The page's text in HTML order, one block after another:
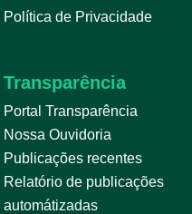
Política de Privacidade
Transparência
Portal Transparência
Nossa Ouvidoria
Publicações recentes
Relatório de publicações
automátizadas